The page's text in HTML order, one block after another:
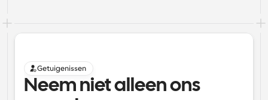
Getuigenissen
Neem niet alleen ons